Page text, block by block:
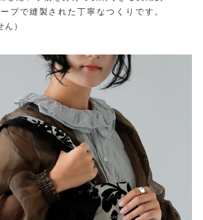
プで縫製された丁寧なつくりです。
ん）